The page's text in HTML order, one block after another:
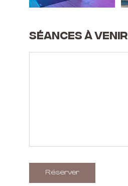
Séances à venir
Réserver